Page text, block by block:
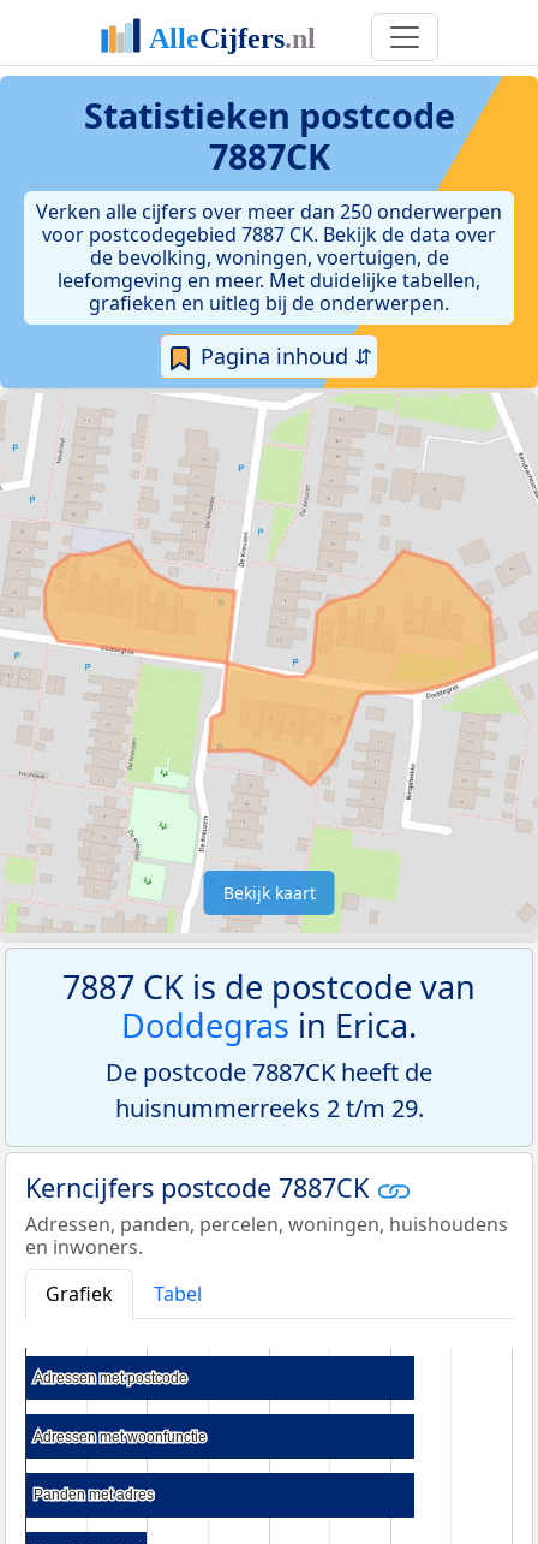
Statistieken postcode
7887CK
Verken alle cijfers over meer dan 250 onderwerpen
voor postcodegebied 7887 CK. Bekijk de data over
de bevolking, woningen, voertuigen, de
leefomgeving en meer. Met duidelijke tabellen,
grafieken en uitleg bij de onderwerpen.
Pagina inhoud ⇵
Bekijk kaart
7887 CK is de postcode van
Doddegras in Erica.
De postcode 7887CK heeft de
huisnummerreeks 2 t/m 29.
Kerncijfers postcode 7887CK
Adressen, panden, percelen, woningen, huishoudens
en inwoners.
Grafiek
Tabel
Adressen met postcode
Adressen met postcode
Adressen met woonfunctie
Adressen met woonfunctie
Panden met adres
Panden met adres